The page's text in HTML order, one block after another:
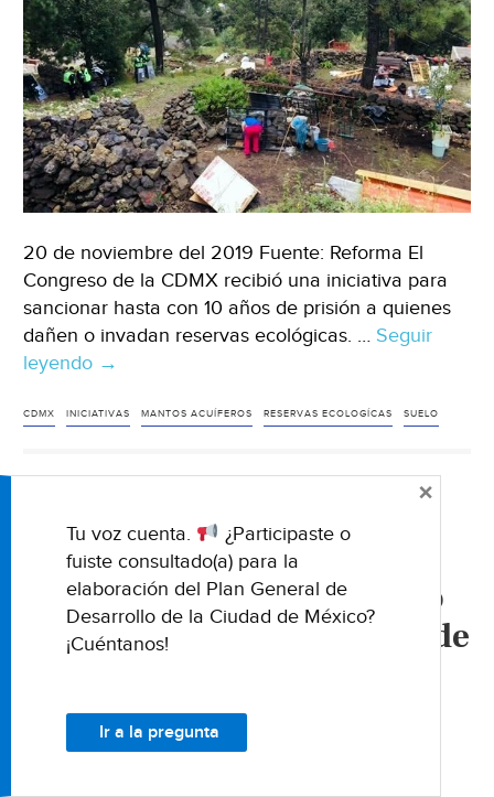
voz
de
Michoacán)
20 de noviembre del 2019 Fuente: Reforma El
Congreso de la CDMX recibió una iniciativa para
sancionar hasta con 10 años de prisión a quienes
dañen o invadan reservas ecológicas. … Seguir
leyendo CDMX:
10
de
a
invasores
(Rerforma)
→
CDMX INICIATIVAS MANTOS ACUÍFEROS RESERVAS ECOLOGÍCAS SUELO
Edomex: Clausura
PROPAEM tiraderos a cielo
abierto en los municipios de
(News Report)
Tu voz cuenta.
¿Participaste o
fuiste consultado(a) para la
elaboración del Plan General de
Desarrollo de la Ciudad de México?
¡Cuéntanos!
Ir a la pregunta
×